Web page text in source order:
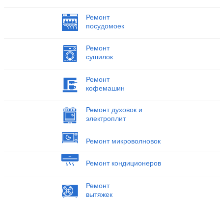
Ремонт
посудомоек
Ремонт
сушилок
Ремонт
кофемашин
Ремонт духовок и
электроплит
Ремонт микроволновок
Ремонт кондиционеров
Ремонт
вытяжек